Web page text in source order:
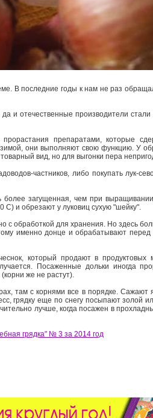
В последние годы к нам не раз
и отечественные производители
препаратами, которые
они выполняют свою функцию. У
вид, но для выгонки пера
частников, либо покупать лук-
загущенная, чем при
С) и обрезают у луковиц сухую "шейку".
с обработкой для хранения. Но здесь
именно донце и обрабатывают перед
который продают в продуктовых
Посаженные дольки иногда
же не растут).
там с корнями все в порядке. Сажают
грядку еще по снегу посыпают золой
лучше, когда посажен в
грядка" № 3 за 2014 год